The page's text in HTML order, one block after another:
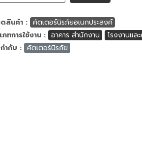
สินค้า : คัตเตอร์นิรภัยอเนกประสงค์
ภทการใช้งาน : อาคาร สำนักงาน
โรงงานแล
ำกับ : คัตเตอร์นิรภัย